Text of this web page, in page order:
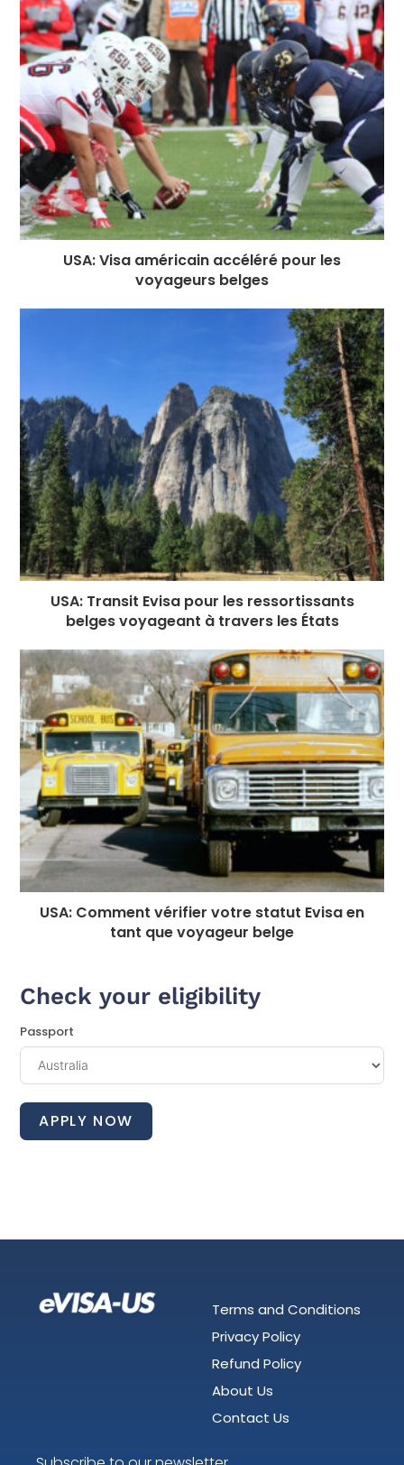
USA: Visa américain accéléré pour les
voyageurs belges
USA: Transit Evisa pour les ressortissants
belges voyageant à travers les États
USA: Comment vérifier votre statut Evisa en
tant que voyageur belge
Check your eligibility
Passport
APPLY NOW
Terms and Conditions
Privacy Policy
Refund Policy
About Us
Contact Us